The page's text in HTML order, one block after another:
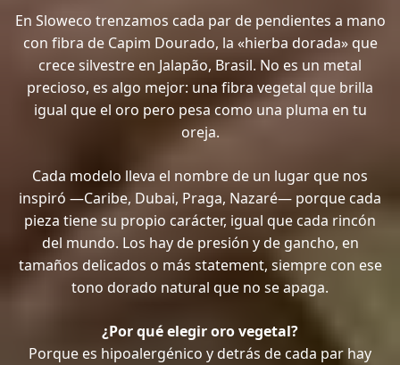
En Sloweco trenzamos cada par de pendientes a mano
con fibra de Capim Dourado, la «hierba dorada» que
crece silvestre en Jalapão, Brasil. No es un metal
precioso, es algo mejor: una fibra vegetal que brilla
igual que el oro pero pesa como una pluma en tu
oreja.
Cada modelo lleva el nombre de un lugar que nos
inspiró —Caribe, Dubai, Praga, Nazaré— porque cada
pieza tiene su propio carácter, igual que cada rincón
del mundo. Los hay de presión y de gancho, en
tamaños delicados o más statement, siempre con ese
tono dorado natural que no se apaga.
¿Por qué elegir oro vegetal?
Porque es hipoalergénico y detrás de cada par hay